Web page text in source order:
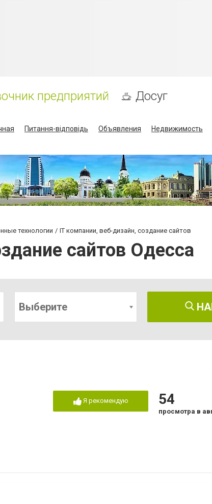
предприятий
Досуг
Питання-відповідь Объявления
Недвижимость
технологии IT компании, веб-дизайн, создание сайтов
сайтов Одесса
Выберите
Я рекомендую 54
просмотра в